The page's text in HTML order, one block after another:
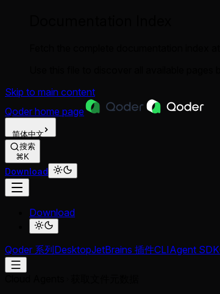
Skip to main content
Qoder home page
简体中文
搜索
⌘K
Download
Download
Qoder 系列DesktopJetBrains 插件CLIAgent SDK